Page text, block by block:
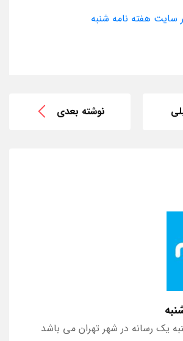
سایت هفته نامه شنبه
نوشته بعدی
یک رسانه در شهر تهران می باشد